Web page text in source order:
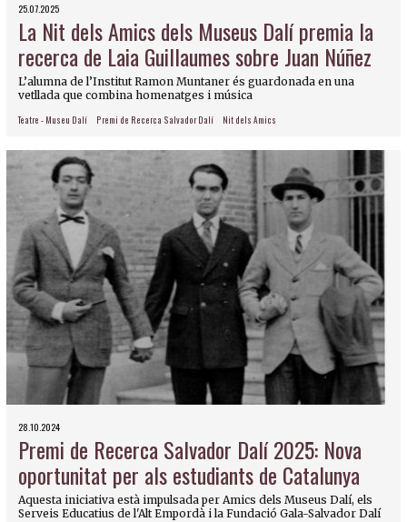
25.07.2025
La Nit dels Amics dels Museus Dalí premia la
recerca de Laia Guillaumes sobre Juan Núñez
L’alumna de l’Institut Ramon Muntaner és guardonada en una
vetllada que combina homenatges i música
Teatre - Museu Dalí Premi de Recerca Salvador Dalí Nit dels Amics
28.10.2024
Premi de Recerca Salvador Dalí 2025: Nova
oportunitat per als estudiants de Catalunya
Aquesta iniciativa està impulsada per Amics dels Museus Dalí, els
Serveis Educatius de l'Alt Empordà i la Fundació Gala-Salvador Dalí